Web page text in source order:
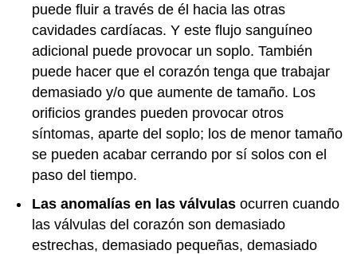
puede fluir a través de él hacia las otras
cavidades cardíacas. Y este flujo sanguíneo
adicional puede provocar un soplo. También
puede hacer que el corazón tenga que trabajar
demasiado y/o que aumente de tamaño. Los
orificios grandes pueden provocar otros
síntomas, aparte del soplo; los de menor tamaño
se pueden acabar cerrando por sí solos con el
paso del tiempo.
Las anomalías en las válvulas ocurren cuando
las válvulas del corazón son demasiado
estrechas, demasiado pequeñas, demasiado